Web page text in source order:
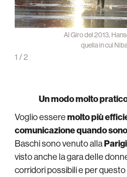
Al Giro del 2013,
quella in cui
1 /2
Un modo molto
Voglio esseremolto più
comunicazione quando
Baschi sono venuto alla
visto anche la gara delle
corridori possibili e per